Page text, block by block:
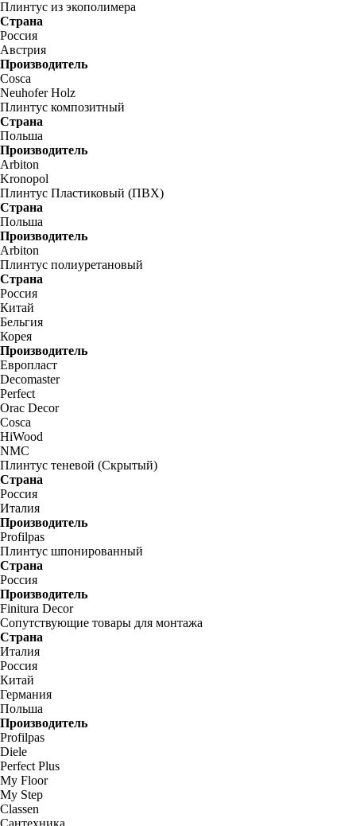
Плинтус из экополимера
Страна
Россия
Австрия
Производитель
Cosca
Neuhofer Holz
Плинтус композитный
Страна
Польша
Производитель
Arbiton
Kronopol
Плинтус Пластиковый (ПВХ)
Страна
Польша
Производитель
Arbiton
Плинтус полиуретановый
Страна
Россия
Китай
Бельгия
Корея
Производитель
Европласт
Decomaster
Perfect
Orac Decor
Cosca
HiWood
NMC
Плинтус теневой (Скрытый)
Страна
Россия
Италия
Производитель
Profilpas
Плинтус шпонированный
Страна
Россия
Производитель
Finitura Decor
Сопутствующие товары для монтажа
Страна
Италия
Россия
Китай
Германия
Польша
Производитель
Profilpas
Diele
Perfect Plus
My Floor
My Step
Classen
Сантехника